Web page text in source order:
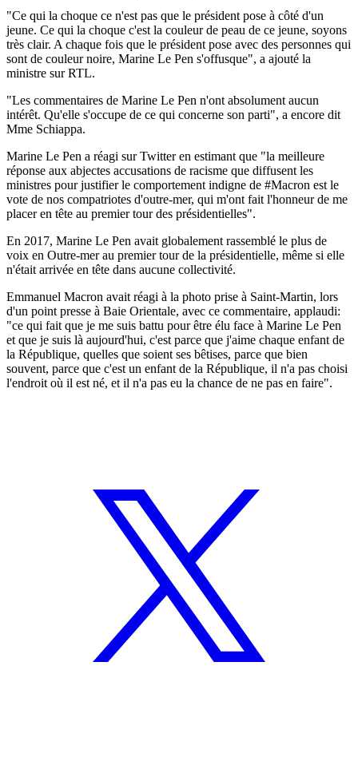
"Ce qui la choque ce n'est pas que le président pose à côté d'un
jeune. Ce qui la choque c'est la couleur de peau de ce jeune, soyons
très clair. A chaque fois que le président pose avec des personnes qui
sont de couleur noire, Marine Le Pen s'offusque", a ajouté la
ministre sur RTL.
"Les commentaires de Marine Le Pen n'ont absolument aucun
intérêt. Qu'elle s'occupe de ce qui concerne son parti", a encore dit
Mme Schiappa.
Marine Le Pen a réagi sur Twitter en estimant que "la meilleure
réponse aux abjectes accusations de racisme que diffusent les
ministres pour justifier le comportement indigne de #Macron est le
vote de nos compatriotes d'outre-mer, qui m'ont fait l'honneur de me
placer en tête au premier tour des présidentielles".
En 2017, Marine Le Pen avait globalement rassemblé le plus de
voix en Outre-mer au premier tour de la présidentielle, même si elle
n'était arrivée en tête dans aucune collectivité.
Emmanuel Macron avait réagi à la photo prise à Saint-Martin, lors
d'un point presse à Baie Orientale, avec ce commentaire, applaudi:
"ce qui fait que je me suis battu pour être élu face à Marine Le Pen
et que je suis là aujourd'hui, c'est parce que j'aime chaque enfant de
la République, quelles que soient ses bêtises, parce que bien
souvent, parce que c'est un enfant de la République, il n'a pas choisi
l'endroit où il est né, et il n'a pas eu la chance de ne pas en faire".